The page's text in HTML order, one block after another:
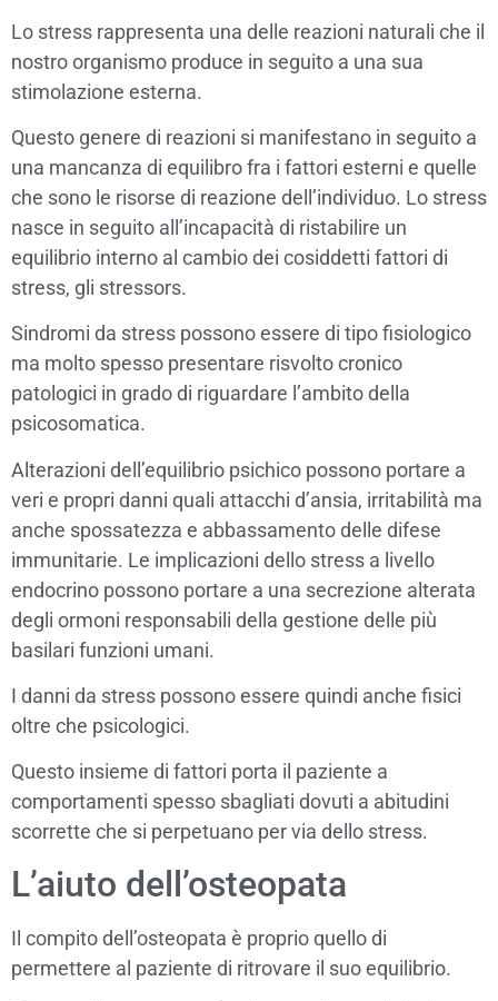
Lo stress rappresenta una delle reazioni naturali che il
nostro organismo produce in seguito a una sua
stimolazione esterna.
Questo genere di reazioni si manifestano in seguito a
una mancanza di equilibro fra i fattori esterni e quelle
che sono le risorse di reazione dell’individuo. Lo stress
nasce in seguito all’incapacità di ristabilire un
equilibrio interno al cambio dei cosiddetti fattori di
stress, gli stressors.
Sindromi da stress possono essere di tipo fisiologico
ma molto spesso presentare risvolto cronico
patologici in grado di riguardare l’ambito della
psicosomatica.
Alterazioni dell’equilibrio psichico possono portare a
veri e propri danni quali attacchi d’ansia, irritabilità ma
anche spossatezza e abbassamento delle difese
immunitarie. Le implicazioni dello stress a livello
endocrino possono portare a una secrezione alterata
degli ormoni responsabili della gestione delle più
basilari funzioni umani.
I danni da stress possono essere quindi anche fisici
oltre che psicologici.
Questo insieme di fattori porta il paziente a
comportamenti spesso sbagliati dovuti a abitudini
scorrette che si perpetuano per via dello stress.
L’aiuto dell’osteopata
Il compito dell’osteopata è proprio quello di
permettere al paziente di ritrovare il suo equilibrio.